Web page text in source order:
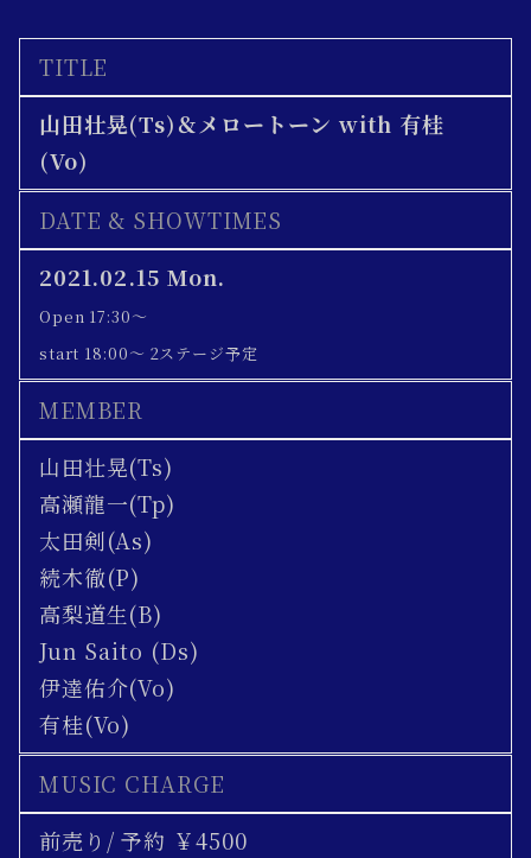
TITLE
山田壮晃(Ts)＆メロートーン with 有桂
(Vo)
DATE & SHOWTIMES
2021.02.15 Mon.
Open 17:30～
start 18:00～ 2ステージ予定
MEMBER
山田壮晃(Ts)
高瀬龍一(Tp)
太田剣(As)
続木徹(P)
高梨道生(B)
Jun Saito (Ds)
伊達佑介(Vo)
有桂(Vo)
MUSIC CHARGE
前売り/ 予約 ￥4500